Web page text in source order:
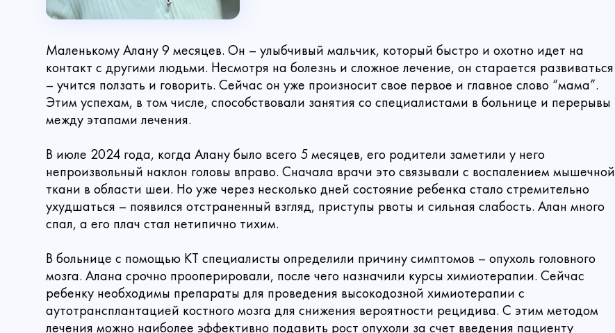
Маленькому Алану 9 месяцев. Он – улыбчивый мальчик, который быстро и охотно идет на
контакт с другими людьми. Несмотря на болезнь и сложное лечение, он старается развиваться
– учится ползать и говорить. Сейчас он уже произносит свое первое и главное слово “мама”.
Этим успехам, в том числе, способствовали занятия со специалистами в больнице и перерывы
между этапами лечения.
В июле 2024 года, когда Алану было всего 5 месяцев, его родители заметили у него
непроизвольный наклон головы вправо. Сначала врачи это связывали с воспалением мышечной
ткани в области шеи. Но уже через несколько дней состояние ребенка стало стремительно
ухудшаться – появился отстраненный взгляд, приступы рвоты и сильная слабость. Алан много
спал, а его плач стал нетипично тихим.
В больнице с помощью КТ специалисты определили причину симптомов – опухоль головного
мозга. Алана срочно прооперировали, после чего назначили курсы химиотерапии. Сейчас
ребенку необходимы препараты для проведения высокодозной химиотерапии с
аутотрансплантацией костного мозга для снижения вероятности рецидива. С этим методом
лечения можно наиболее эффективно подавить рост опухоли за счет введения пациенту
Связаться с нами